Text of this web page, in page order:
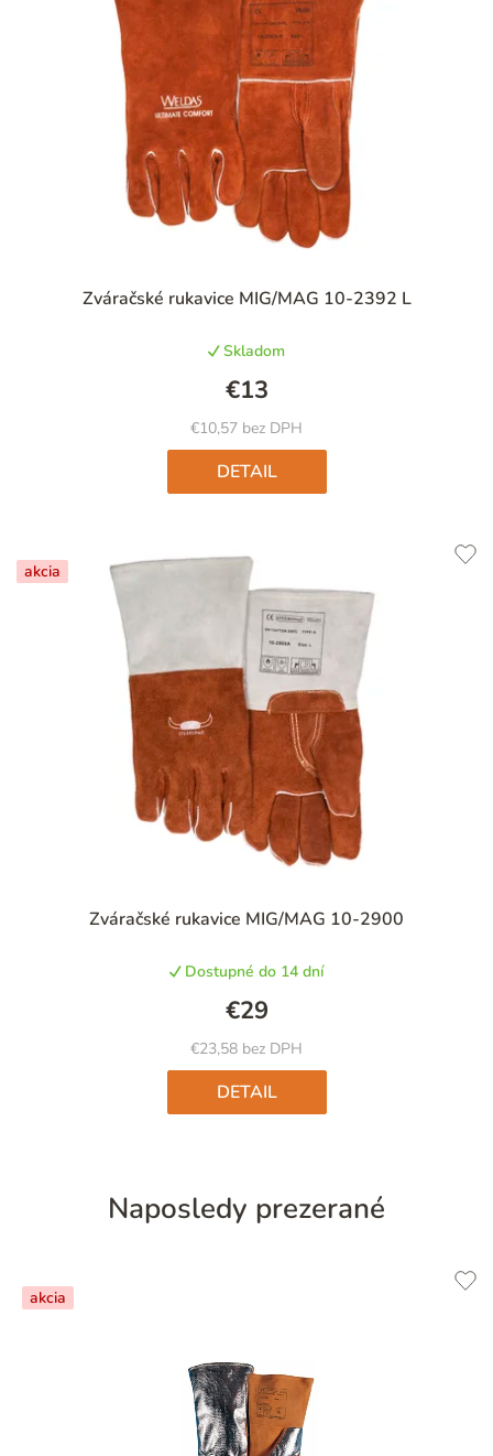
Zváračské rukavice MIG/MAG 10-2392 L
hodnotenie
je
5,0
z
5
hviezdičiek.
Skladom
€10,57 bez DPH
€13
DETAIL
akcia
Zváračské rukavice MIG/MAG 10-2900
Dostupné do 14 dní
€23,58 bez DPH
€29
DETAIL
Naposledy prezerané
akcia